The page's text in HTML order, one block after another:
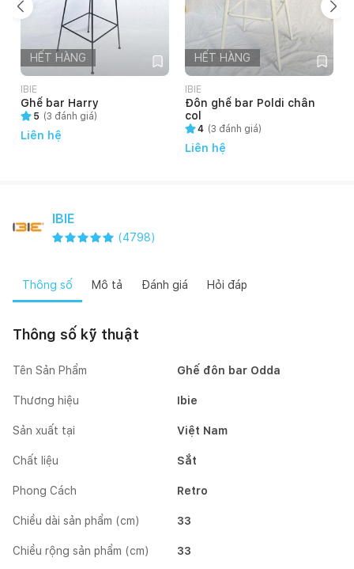
HẾT HÀNG
IBIE
Ghế bar Harry
5 (3 đánh giá)
Liên hệ
HẾT HÀNG
IBIE
Đôn ghế bar Poldi chân
col
4 (3 đánh giá)
Liên hệ
IBIE
(4798)
Thông số Mô tả Đánh giá Hỏi đáp
Thông số kỹ thuật
Tên Sản Phẩm Ghế đôn bar Odda
Thương hiệu Ibie
Sản xuất tại Việt Nam
Chất liệu Sắt
Phong Cách Retro
Chiều dài sản phẩm (cm) 33
Chiều rộng sản phẩm (cm) 33